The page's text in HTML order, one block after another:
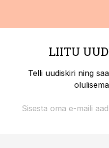
LIITU
Telli uudiskiri ning